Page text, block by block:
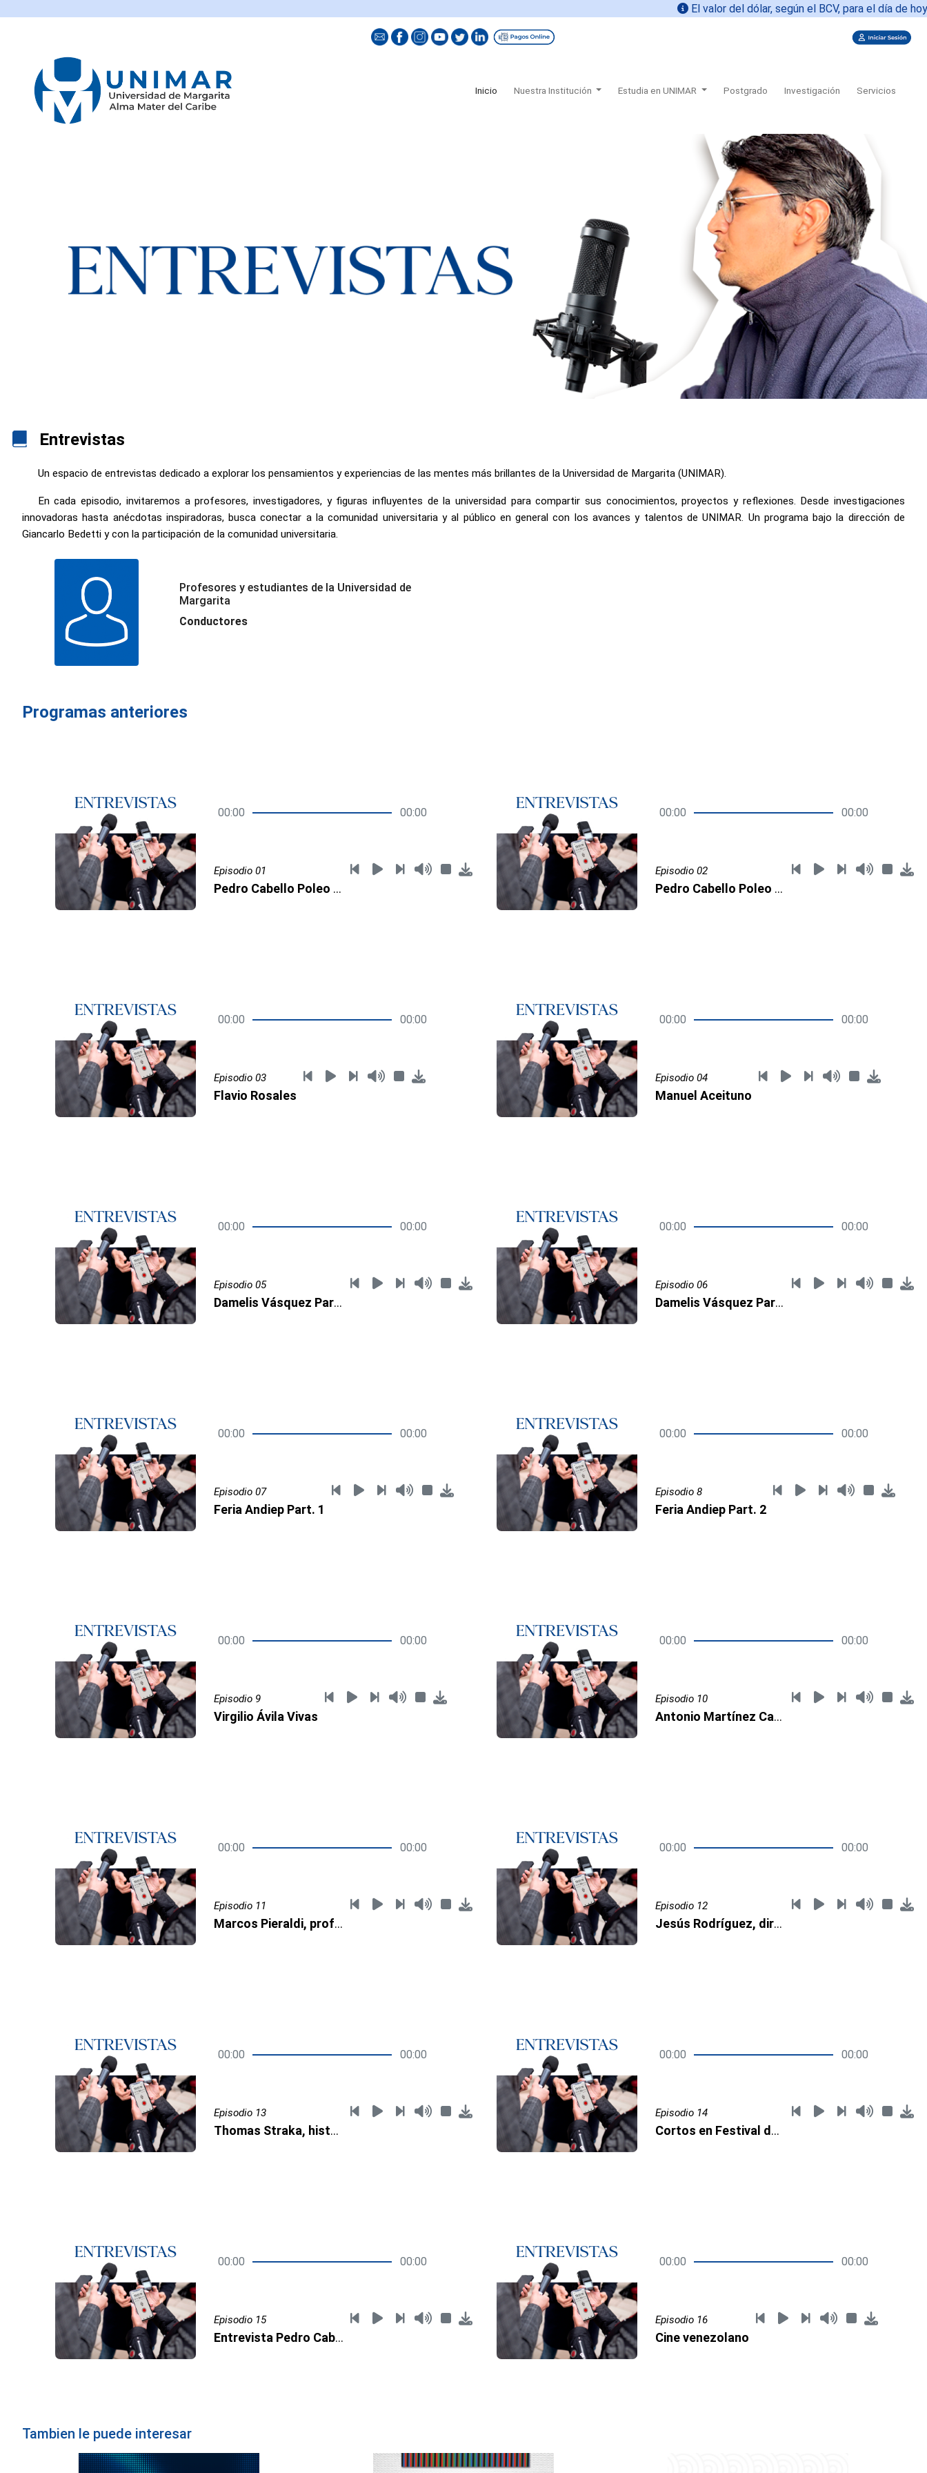
El valor del dólar, según el BCV, para el día de hoy07-08-
Inicio(current)Nuestra Institución Estudia en UNIMAR Postgrado Investigación Servicios
Entrevistas
Un espacio de entrevistas dedicado a explorar los pensamientos y experiencias de las mentes más brillantes de la Universidad de Margarita (UNIMAR).
En cada episodio, invitaremos a profesores, investigadores, y figuras influyentes de la universidad para compartir sus conocimientos, proyectos y reflexiones. Desde investigaciones
innovadoras hasta anécdotas inspiradoras, busca conectar a la comunidad universitaria y al público en general con los avances y talentos de UNIMAR. Un programa bajo la dirección de
Giancarlo Bedetti y con la participación de la comunidad universitaria.
Profesores y estudiantes de la Universidad de
Margarita
Conductores
Programas anteriores
00:00 00:00
Episodio 01
Pedro Cabello Poleo Part. 1
00:00 00:00
Episodio 02
Pedro Cabello Poleo Part. 2
00:00 00:00
Episodio 03
Flavio Rosales
00:00 00:00
Episodio 04
Manuel Aceituno
00:00 00:00
Episodio 05
Damelis Vásquez Part. 1
00:00 00:00
Episodio 06
Damelis Vásquez Part. 2
00:00 00:00
Episodio 07
Feria Andiep Part. 1
00:00 00:00
Episodio 8
Feria Andiep Part. 2
00:00 00:00
Episodio 9
Virgilio Ávila Vivas
00:00 00:00
Episodio 10
Antonio Martínez Camacho, rector Unimar
00:00 00:00
Episodio 11
Marcos Pieraldi, profesor universitario
00:00 00:00
Episodio 12
Jesús Rodríguez, director de Wave
00:00 00:00
Episodio 13
Thomas Straka, historiador
00:00 00:00
Episodio 14
Cortos en Festival de Cine Venezolano
00:00 00:00
Episodio 15
Entrevista Pedro Cabello Poleo - José Antonio Páez
00:00 00:00
Episodio 16
Cine venezolano
Tambien le puede interesar